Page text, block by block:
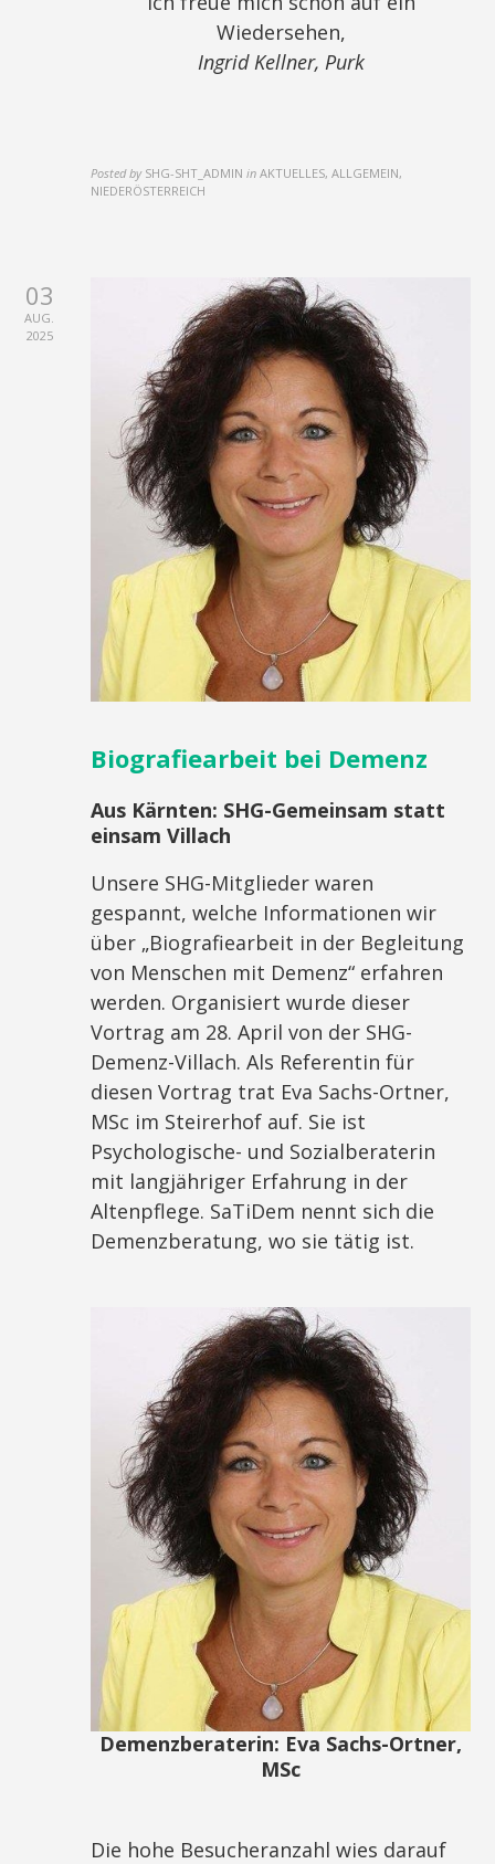
Wiedersehen,
Ingrid Kellner, Purk
Posted by SHG-SHT_ADMIN in AKTUELLES, ALLGEMEIN,
NIEDERÖSTERREICH
03
AUG.
2025
Biografiearbeit bei Demenz
Aus Kärnten: SHG-Gemeinsam statt
einsam Villach
Unsere SHG-Mitglieder waren
gespannt, welche Informationen wir
über „Biografiearbeit in der Begleitung
von Menschen mit Demenz“ erfahren
werden. Organisiert wurde dieser
Vortrag am 28. April von der SHG-
Demenz-Villach. Als Referentin für
diesen Vortrag trat Eva Sachs-Ortner,
MSc im Steirerhof auf. Sie ist
Psychologische- und Sozialberaterin
mit langjähriger Erfahrung in der
Altenpflege. SaTiDem nennt sich die
Demenzberatung, wo sie tätig ist.
Demenzberaterin: Eva Sachs-Ortner,
MSc
Die hohe Besucheranzahl wies darauf